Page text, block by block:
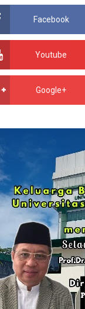
Facebook
Youtube
Google+